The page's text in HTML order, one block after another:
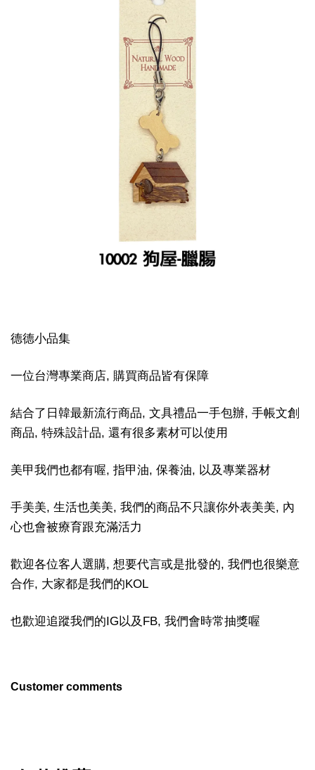
德德小品集
一位台灣專業商店, 購買商品皆有保障
結合了日韓最新流行商品, 文具禮品一手包辦, 手帳文創
商品, 特殊設計品, 還有很多素材可以使用
美甲我們也都有喔, 指甲油, 保養油, 以及專業器材
手美美, 生活也美美, 我們的商品不只讓你外表美美, 內
心也會被療育跟充滿活力
歡迎各位客人選購, 想要代言或是批發的, 我們也很樂意
合作, 大家都是我們的KOL
也歡迎追蹤我們的IG以及FB, 我們會時常抽獎喔
Customer comments